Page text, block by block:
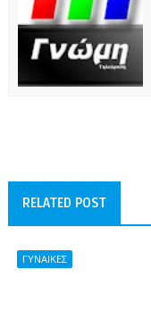
RELATED POST
ΓΥΝΑΙΚΕΣ